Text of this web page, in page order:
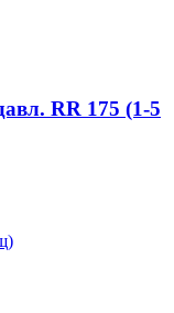
RR 175 (1-5